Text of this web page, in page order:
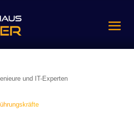
und IT-Experten